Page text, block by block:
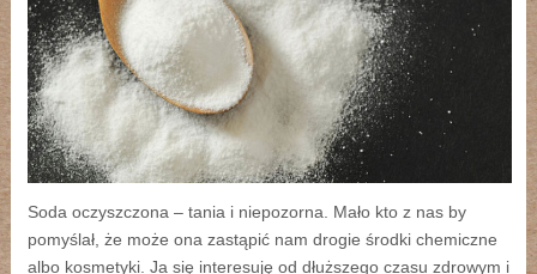
Soda oczyszczona – tania i niepozorna. Mało kto z nas by
pomyślał, że może ona zastąpić nam drogie środki chemiczne
albo kosmetyki. Ja się interesuję od dłuższego czasu zdrowym i